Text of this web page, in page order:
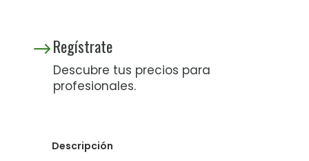
$Regístrate
Descubre tus precios para
profesionales.
Descripción